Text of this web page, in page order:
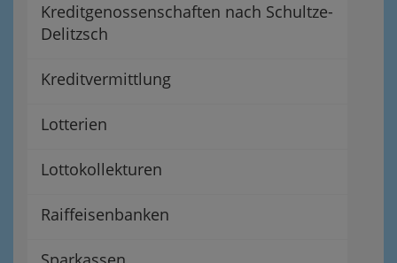
Kreditgenossenschaften nach Schultze-
Delitzsch
Kreditvermittlung
Lotterien
Lottokollekturen
Raiffeisenbanken